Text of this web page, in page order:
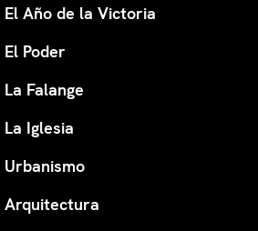
El Año de la Victoria
El Poder
La Falange
La Iglesia
Urbanismo
Arquitectura